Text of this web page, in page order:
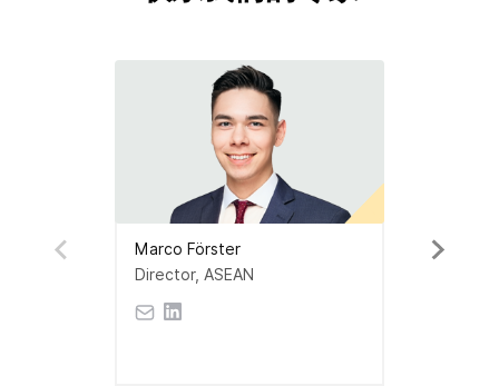
Marco Förster
Director, ASEAN